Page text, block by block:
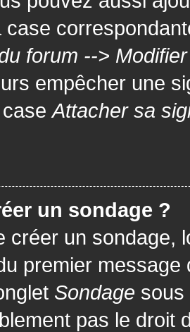
forum -->
empêcher une
caseAttacher sa
un sondage ?
créer un sondage,
premier
Sondage sous
pas le